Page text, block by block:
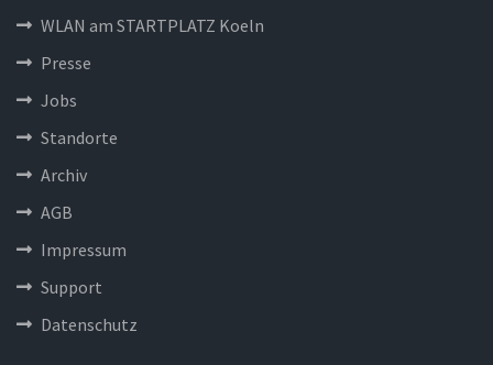
WLAN am STARTPLATZ Koeln
Presse
Jobs
Standorte
Archiv
AGB
Impressum
Support
Datenschutz